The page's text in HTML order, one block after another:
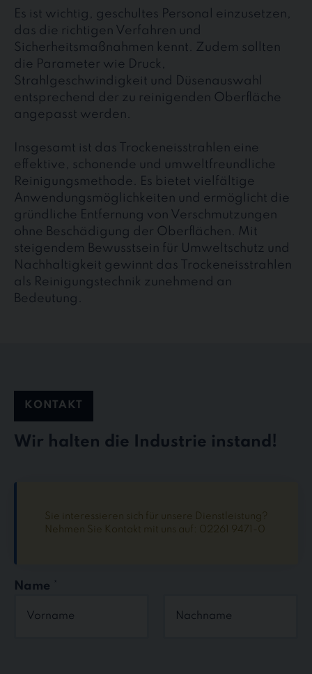
Es ist wichtig, geschultes Personal einzusetzen,
das die richtigen Verfahren und
Sicherheitsmaßnahmen kennt. Zudem sollten
die Parameter wie Druck,
Strahlgeschwindigkeit und Düsenauswahl
entsprechend der zu reinigenden Oberfläche
angepasst werden.
Insgesamt ist das Trockeneisstrahlen eine
effektive, schonende und umweltfreundliche
Reinigungsmethode. Es bietet vielfältige
Anwendungsmöglichkeiten und ermöglicht die
gründliche Entfernung von Verschmutzungen
ohne Beschädigung der Oberflächen. Mit
steigendem Bewusstsein für Umweltschutz und
Nachhaltigkeit gewinnt das Trockeneisstrahlen
als Reinigungstechnik zunehmend an
Bedeutung.
KONTAKT
Wir halten die Industrie instand!
Sie interessieren sich für unsere Dienstleistung?
Nehmen Sie Kontakt mit uns auf: 02261 9471-0
Name *